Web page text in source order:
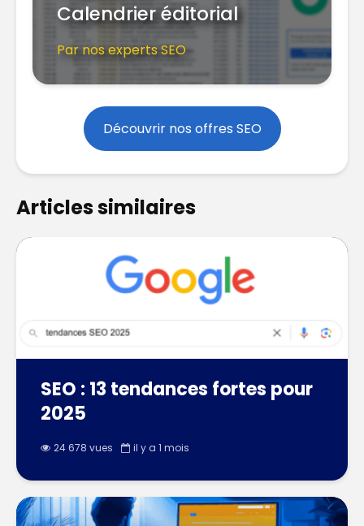
Calendrier éditorial
Par nos experts SEO
Découvrir nos offres SEO
Articles similaires
SEO : 13 tendances fortes pour
2025
24 678 vues il y a 1 mois